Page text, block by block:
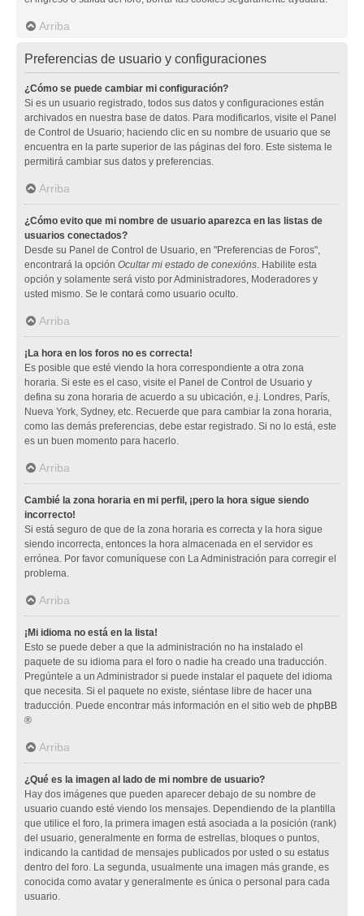
Arriba
Preferencias de usuario y configuraciones
¿Cómo se puede cambiar mi configuración?
Si es un usuario registrado, todos sus datos y configuraciones están
archivados en nuestra base de datos. Para modificarlos, visite el Panel
de Control de Usuario; haciendo clic en su nombre de usuario que se
encuentra en la parte superior de las páginas del foro. Este sistema le
permitirá cambiar sus datos y preferencias.
Arriba
¿Cómo evito que mi nombre de usuario aparezca en las listas de
usuarios conectados?
Desde su Panel de Control de Usuario, en "Preferencias de Foros",
encontrará la opción Ocultar mi estado de conexións. Habilite esta
opción y solamente será visto por Administradores, Moderadores y
usted mismo. Se le contará como usuario oculto.
Arriba
¡La hora en los foros no es correcta!
Es posible que esté viendo la hora correspondiente a otra zona
horaria. Si este es el caso, visite el Panel de Control de Usuario y
defina su zona horaria de acuerdo a su ubicación, e.j. Londres, París,
Nueva York, Sydney, etc. Recuerde que para cambiar la zona horaria,
como las demás preferencias, debe estar registrado. Si no lo está, este
es un buen momento para hacerlo.
Arriba
Cambié la zona horaria en mi perfil, ¡pero la hora sigue siendo
incorrecto!
Si está seguro de que de la zona horaria es correcta y la hora sigue
siendo incorrecta, entonces la hora almacenada en el servidor es
errónea. Por favor comuníquese con La Administración para corregir el
problema.
Arriba
¡Mi idioma no está en la lista!
Esto se puede deber a que la administración no ha instalado el
paquete de su idioma para el foro o nadie ha creado una traducción.
Pregúntele a un Administrador si puede instalar el paquete del idioma
que necesita. Si el paquete no existe, siéntase libre de hacer una
traducción. Puede encontrar más información en el sitio web de phpBB
®
Arriba
¿Qué es la imagen al lado de mi nombre de usuario?
Hay dos imágenes que pueden aparecer debajo de su nombre de
usuario cuando esté viendo los mensajes. Dependiendo de la plantilla
que utilice el foro, la primera imagen está asociada a la posición (rank)
del usuario, generalmente en forma de estrellas, bloques o puntos,
indicando la cantidad de mensajes publicados por usted o su estatus
dentro del foro. La segunda, usualmente una imagen más grande, es
conocida como avatar y generalmente es única o personal para cada
usuario.